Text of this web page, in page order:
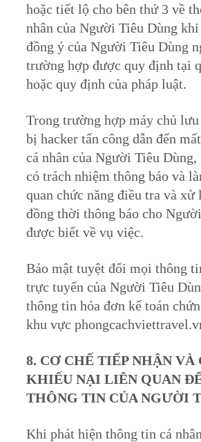
hoặc tiết lộ cho bên thứ 3 về
nhân của Người Tiêu Dùng
đồng ý của Người Tiêu Dùng
trường hợp được quy định tại
hoặc quy định của pháp luật.
Trong trường hợp máy chủ
bị hacker tấn công dẫn đến
cá nhân của Người Tiêu Dùng,
có trách nhiệm thông báo và
quan chức năng điều tra và
đồng thời thông báo cho
được biết về vụ việc.
Bảo mật tuyệt đối mọi thông
trực tuyến của Người Tiêu
thông tin hóa đơn kế toán
khu vực
8. CƠ CHẾ TIẾP NHẬN
KHIẾU NẠI LIÊN QUAN
THÔNG TIN CỦA NGƯỜI
Khi phát hiện thông tin cá